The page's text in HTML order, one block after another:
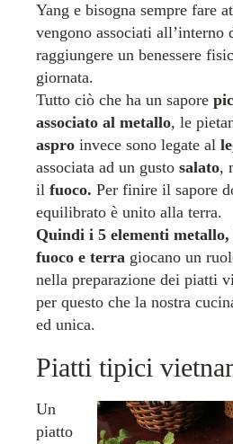
Yang e bisogna sempre fare
vengono associati all’interno
raggiungere un benessere
giornata.
Tutto ciò che ha un sapore
associato al metallo, le
aspro invece sono legate al
associata ad un gusto salato,
il fuoco. Per finire il sapore
equilibrato è unito alla terra.
Quindi i 5 elementi metallo,
fuoco e terra giocano un
nella preparazione dei piatti
per questo che la nostra
ed unica.
Piatti tipici
Un
piatto